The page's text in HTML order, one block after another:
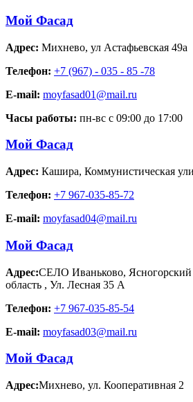
Мой Фасад
Адрес: Михнево, ул Астафьевская 49а
Телефон: +7 (967) - 035 - 85 -78
E-mail: moyfasad01@mail.ru
Часы работы: пн-вс с 09:00 до 17:00
Мой Фасад
Адрес: Кашира, Коммунистическая
Телефон: +7 967-035-85-72
E-mail: moyfasad04@mail.ru
Мой Фасад
Адрес:СЕЛО Иваньково, Ясногорский
область , Ул. Лесная 35 А
Телефон: +7 967-035-85-54
E-mail: moyfasad03@mail.ru
Мой Фасад
Адрес:Михнево, ул. Кооперативная 2